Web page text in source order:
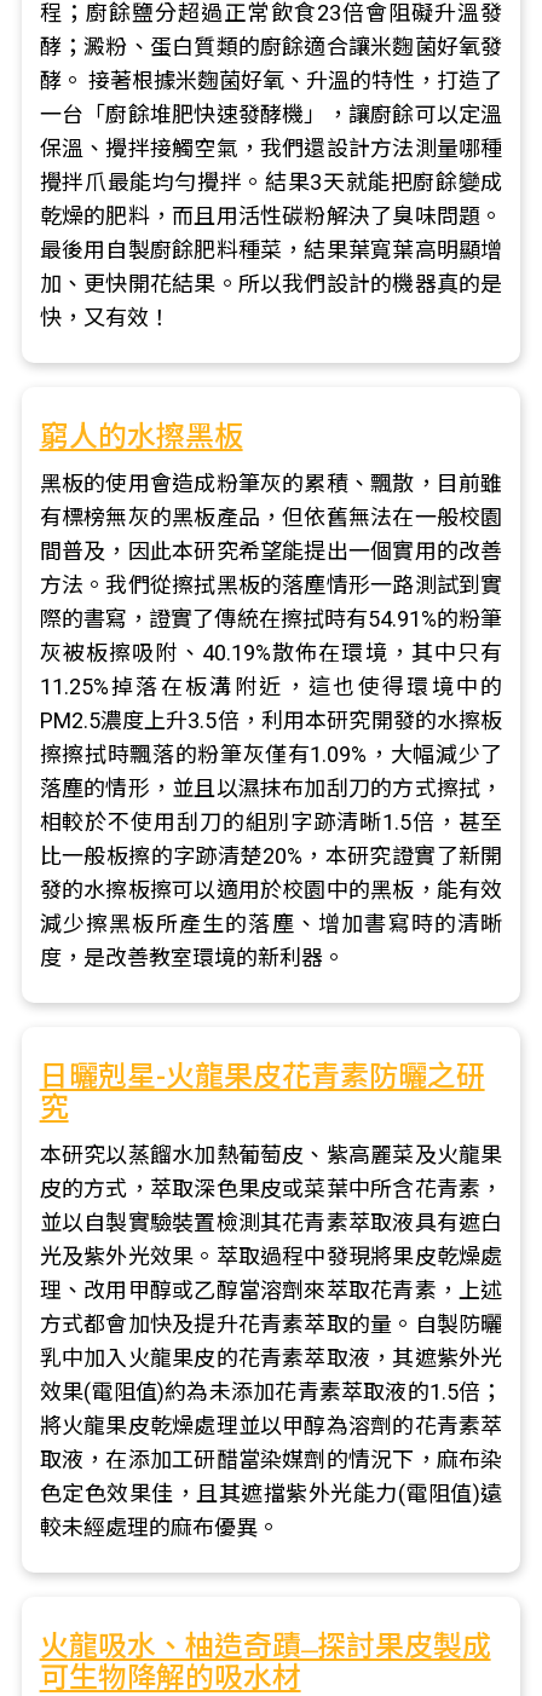
程；廚餘鹽分超過正常飲食23倍會阻礙升溫發
酵；澱粉、蛋白質類的廚餘適合讓米麴菌好氧發
酵。 接著根據米麴菌好氧、升溫的特性，打造了
一台「廚餘堆肥快速發酵機」，讓廚餘可以定溫
保溫、攪拌接觸空氣，我們還設計方法測量哪種
攪拌爪最能均勻攪拌。結果3天就能把廚餘變成
乾燥的肥料，而且用活性碳粉解決了臭味問題。
最後用自製廚餘肥料種菜，結果葉寬葉高明顯增
加、更快開花結果。所以我們設計的機器真的是
快，又有效！
窮人的水擦黑板
黑板的使用會造成粉筆灰的累積、飄散，目前雖
有標榜無灰的黑板產品，但依舊無法在一般校園
間普及，因此本研究希望能提出一個實用的改善
方法。我們從擦拭黑板的落塵情形一路測試到實
際的書寫，證實了傳統在擦拭時有54.91%的粉筆
灰被板擦吸附、40.19%散佈在環境，其中只有
11.25%掉落在板溝附近，這也使得環境中的
PM2.5濃度上升3.5倍，利用本研究開發的水擦板
擦擦拭時飄落的粉筆灰僅有1.09%，大幅減少了
落塵的情形，並且以濕抹布加刮刀的方式擦拭，
相較於不使用刮刀的組別字跡清晰1.5倍，甚至
比一般板擦的字跡清楚20%，本研究證實了新開
發的水擦板擦可以適用於校園中的黑板，能有效
減少擦黑板所產生的落塵、增加書寫時的清晰
度，是改善教室環境的新利器。
日曬剋星-火龍果皮花青素防曬之研
究
本研究以蒸餾水加熱葡萄皮、紫高麗菜及火龍果
皮的方式，萃取深色果皮或菜葉中所含花青素，
並以自製實驗裝置檢測其花青素萃取液具有遮白
光及紫外光效果。萃取過程中發現將果皮乾燥處
理、改用甲醇或乙醇當溶劑來萃取花青素，上述
方式都會加快及提升花青素萃取的量。自製防曬
乳中加入火龍果皮的花青素萃取液，其遮紫外光
效果(電阻值)約為未添加花青素萃取液的1.5倍；
將火龍果皮乾燥處理並以甲醇為溶劑的花青素萃
取液，在添加工研醋當染媒劑的情況下，麻布染
色定色效果佳，且其遮擋紫外光能力(電阻值)遠
較未經處理的麻布優異。
火龍吸水、柚造奇蹟 ̶ 探討果皮製成
可生物降解的吸水材